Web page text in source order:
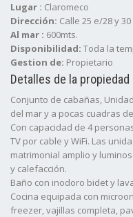
Lugar : Claromeco
Dirección: Calle 25 e/28 y 30
Al mar : 600mts.
Disponibilidad: Toda la
Gestion de: Propietario
Detalles de la propiedad
Conjunto de cabañas,
del mar y a pocas cuadras
Con capacidad de 4
TV por cable y WiFi. Las
matrimonial amplio y
y calefacción.
Baño con inodoro bidet y
Cocina equipada con
freezer, vajillas completa,